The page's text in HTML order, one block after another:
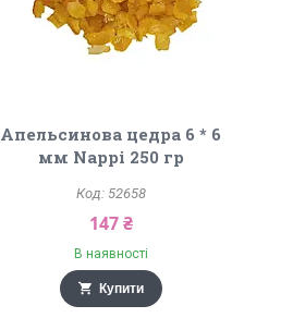
Апельсинова цедра 6 * 6
мм Nappi 250 гр
52658
147 ₴
В наявності
Купити